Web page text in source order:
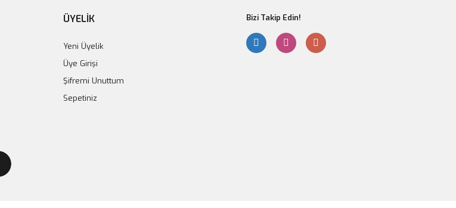
Gönder
ÜYELİK
Yeni Üyelik
Üye Girişi
Şifremi Unuttum
Sepetiniz
Bizi Takip Edin!